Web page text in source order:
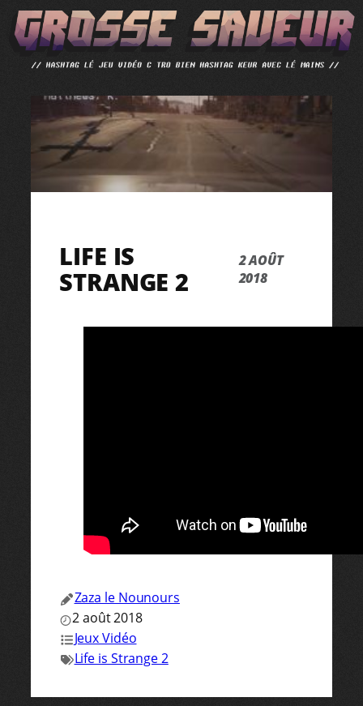
ALLER
AU
CONTENU
LIFE IS
STRANGE 2
2 AOÛT
2018
Zaza le Nounours
2 août 2018
Jeux Vidéo
Life is Strange 2